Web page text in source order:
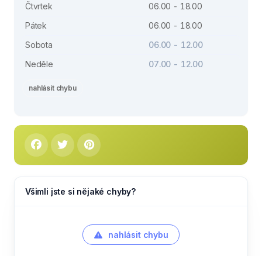
Čtvrtek
06.00 - 18.00
Pátek
06.00 - 18.00
Sobota
06.00 - 12.00
Neděle
07.00 - 12.00
nahlásit chybu
Všimli jste si nějaké chyby?
nahlásit chybu